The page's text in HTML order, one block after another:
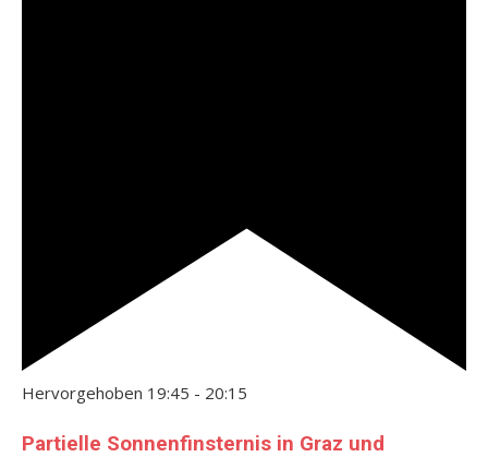
Hervorgehoben 19:45 - 20:15
Partielle Sonnenfinsternis in Graz und